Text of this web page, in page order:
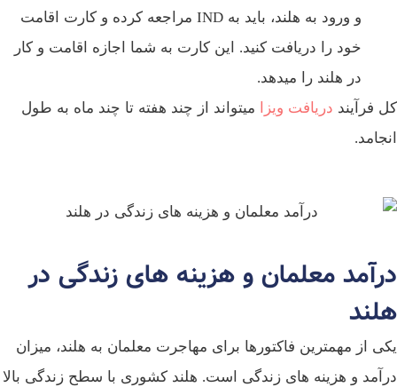
و ورود به هلند، باید به IND مراجعه کرده و کارت اقامت
خود را دریافت کنید. این کارت به شما اجازه اقامت و کار
در هلند را میدهد.
فرآینددریافت ویزامیتواند از چند هفته تا چند ماه به طول
معلمان و هزینه‌ های زندگی در
از مهمترین فاکتورها برای مهاجرت معلمان به هلند، میزان
و هزینه‌ های زندگی است. هلند کشوری با سطح زندگی بالا